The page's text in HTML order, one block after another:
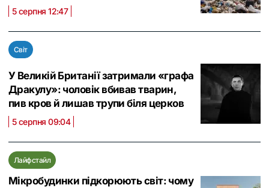
5 серпня 12:47
Світ
У Великій Британії затримали «графа
Дракулу»: чоловік вбивав тварин,
пив кров й лишав трупи біля церков
5 серпня 09:04
Лайфстайл
Мікробудинки підкорюють світ: чому